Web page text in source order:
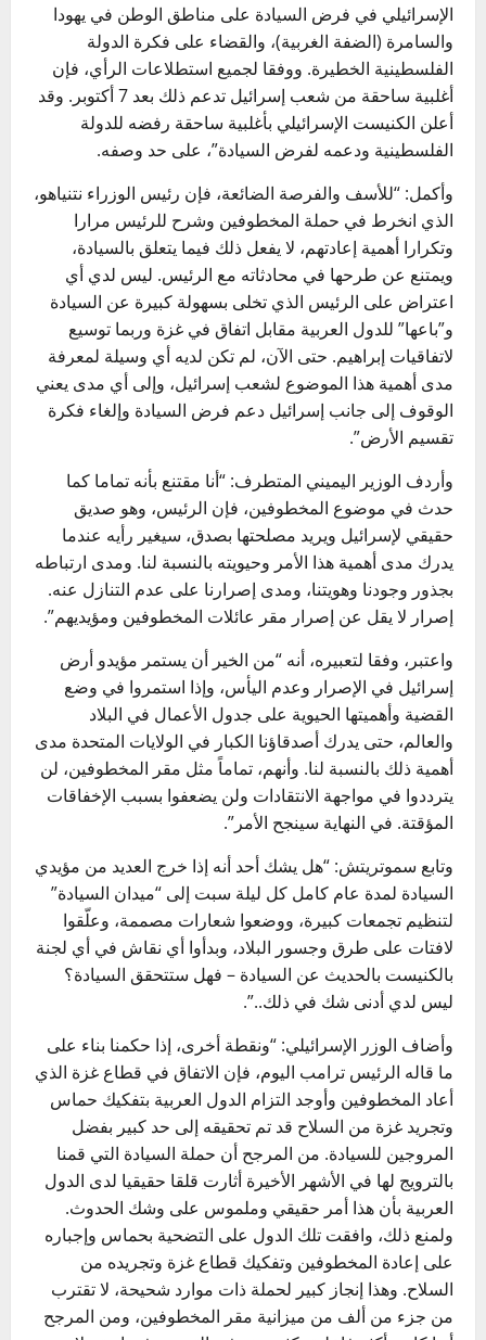
الإسرائيلي في فرض السيادة على مناطق الوطن في يهودا
والسامرة (الضفة الغربية)، والقضاء على فكرة الدولة
الفلسطينية الخطيرة. ووفقا لجميع استطلاعات الرأي، فإن
أغلبية ساحقة من شعب إسرائيل تدعم ذلك بعد 7 أكتوبر. وقد
أعلن الكنيست الإسرائيلي بأغلبية ساحقة رفضه للدولة
الفلسطينية ودعمه لفرض السيادة”، على حد وصفه.
وأكمل: “للأسف والفرصة الضائعة، فإن رئيس الوزراء نتنياهو،
الذي انخرط في حملة المخطوفين وشرح للرئيس مرارا
وتكرارا أهمية إعادتهم، لا يفعل ذلك فيما يتعلق بالسيادة،
ويمتنع عن طرحها في محادثاته مع الرئيس. ليس لدي أي
اعتراض على الرئيس الذي تخلى بسهولة كبيرة عن السيادة
و”باعها” للدول العربية مقابل اتفاق في غزة وربما توسيع
لاتفاقيات إبراهيم. حتى الآن، لم تكن لديه أي وسيلة لمعرفة
مدى أهمية هذا الموضوع لشعب إسرائيل، وإلى أي مدى يعني
الوقوف إلى جانب إسرائيل دعم فرض السيادة وإلغاء فكرة
تقسيم الأرض”.
وأردف الوزير اليميني المتطرف: “أنا مقتنع بأنه تماما كما
حدث في موضوع المخطوفين، فإن الرئيس، وهو صديق
حقيقي لإسرائيل ويريد مصلحتها بصدق، سيغير رأيه عندما
يدرك مدى أهمية هذا الأمر وحيويته بالنسبة لنا. ومدى ارتباطه
بجذور وجودنا وهويتنا، ومدى إصرارنا على عدم التنازل عنه.
إصرار لا يقل عن إصرار مقر عائلات المخطوفين ومؤيديهم”.
واعتبر، وفقا لتعبيره، أنه “من الخير أن يستمر مؤيدو أرض
إسرائيل في الإصرار وعدم اليأس، وإذا استمروا في وضع
القضية وأهميتها الحيوية على جدول الأعمال في البلاد
والعالم، حتى يدرك أصدقاؤنا الكبار في الولايات المتحدة مدى
أهمية ذلك بالنسبة لنا. وأنهم، تماماً مثل مقر المخطوفين، لن
يترددوا في مواجهة الانتقادات ولن يضعفوا بسبب الإخفاقات
المؤقتة. في النهاية سينجح الأمر”.
وتابع سموتريتش: “هل يشك أحد أنه إذا خرج العديد من مؤيدي
السيادة لمدة عام كامل كل ليلة سبت إلى “ميدان السيادة”
لتنظيم تجمعات كبيرة، ووضعوا شعارات مصممة، وعلّقوا
لافتات على طرق وجسور البلاد، وبدأوا أي نقاش في أي لجنة
بالكنيست بالحديث عن السيادة – فهل ستتحقق السيادة؟
ليس لدي أدنى شك في ذلك..”.
وأضاف الوزر الإسرائيلي: “ونقطة أخرى، إذا حكمنا بناء على
ما قاله الرئيس ترامب اليوم، فإن الاتفاق في قطاع غزة الذي
أعاد المخطوفين وأوجد التزام الدول العربية بتفكيك حماس
وتجريد غزة من السلاح قد تم تحقيقه إلى حد كبير بفضل
المروجين للسيادة. من المرجح أن حملة السيادة التي قمنا
بالترويج لها في الأشهر الأخيرة أثارت قلقا حقيقيا لدى الدول
العربية بأن هذا أمر حقيقي وملموس على وشك الحدوث.
ولمنع ذلك، وافقت تلك الدول على التضحية بحماس وإجباره
على إعادة المخطوفين وتفكيك قطاع غزة وتجريده من
السلاح. وهذا إنجاز كبير لحملة ذات موارد شحيحة، لا تقترب
من جزء من ألف من ميزانية مقر المخطوفين، ومن المرجح